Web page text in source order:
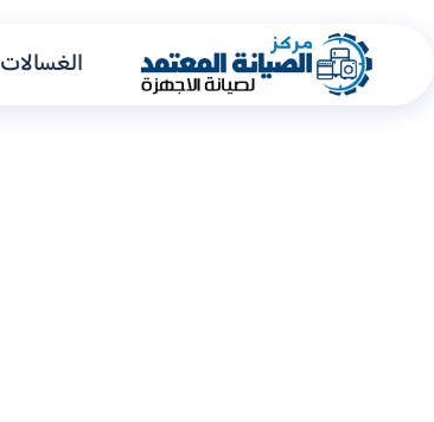
الغسالات